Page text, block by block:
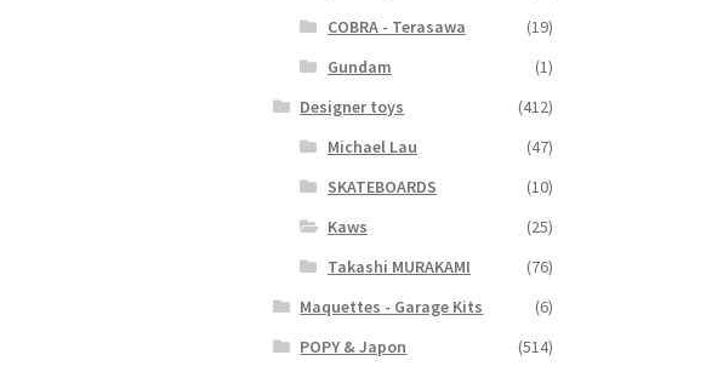
COBRA - Terasawa
(19)
Gundam
(1)
Designer toys
(412)
Michael Lau
(47)
SKATEBOARDS
(10)
Kaws
(25)
Takashi MURAKAMI
(76)
Maquettes - Garage Kits
(6)
POPY & Japon
(514)